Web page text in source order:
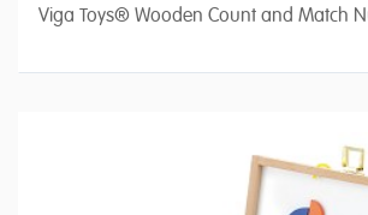
Viga Toys® Wooden Count and Match